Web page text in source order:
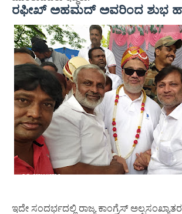
ರಫೀಖ್ ಅಹಮದ್ ಅವರಿಂದ ಶುಭ
ಇದೇ ಸಂದರ್ಭದಲ್ಲಿ ರಾಜ್ಯ ಕಾಂಗ್ರೆಸ್